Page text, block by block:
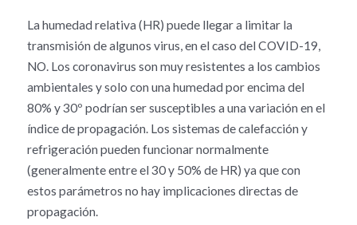
La humedad relativa (HR) puede llegar a limitar la
transmisión de algunos virus, en el caso del COVID-19,
NO. Los coronavirus son muy resistentes a los cambios
ambientales y solo con una humedad por encima del
80% y 30º podrían ser susceptibles a una variación en el
índice de propagación. Los sistemas de calefacción y
refrigeración pueden funcionar normalmente
(generalmente entre el 30 y 50% de HR) ya que con
estos parámetros no hay implicaciones directas de
propagación.